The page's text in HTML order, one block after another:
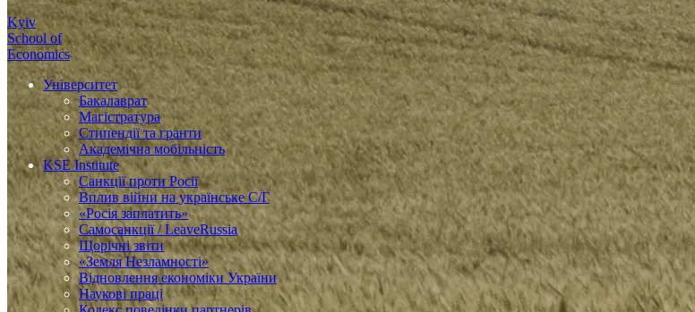
Kyiv
School of
Economics
Університет
Бакалаврат
Магістратура
Стипендії та гранти
Академічна мобільність
KSE Institute
Санкції проти Росії
Вплив війни на українське С/Г
«Росія заплатить»
Самосанкції / LeaveRussia
Щорічні звіти
«Земля Незламності»
Відновлення економіки України
Наукові праці